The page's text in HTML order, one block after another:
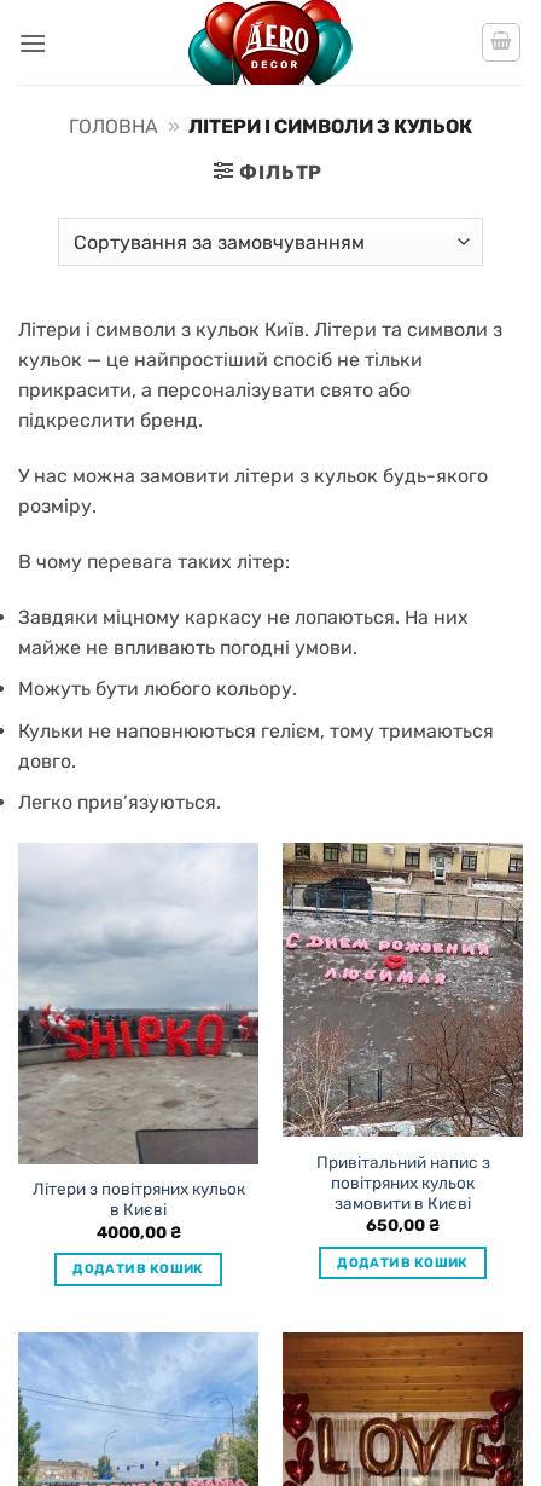
ГОЛОВНА » ЛІТЕРИ І СИМВОЛИ З КУЛЬОК
ФІЛЬТР
Літери і символи з кульок Київ. Літери та символи з
кульок — це найпростіший спосіб не тільки
прикрасити, а персоналізувати свято або
підкреслити бренд.
У нас можна замовити літери з кульок будь-якого
розміру.
В чому перевага таких літер:
Завдяки міцному каркасу не лопаються. На них
майже не впливають погодні умови.
Можуть бути любого кольору.
Кульки не наповнюються гелієм, тому тримаються
довго.
Легко прив’язуються.
Літери з повітряних кульок
в Києві
4000,00₴
ДОДАТИ В КОШИК
Привітальний напис з
повітряних кульок
замовити в Києві
650,00₴
ДОДАТИ В КОШИК